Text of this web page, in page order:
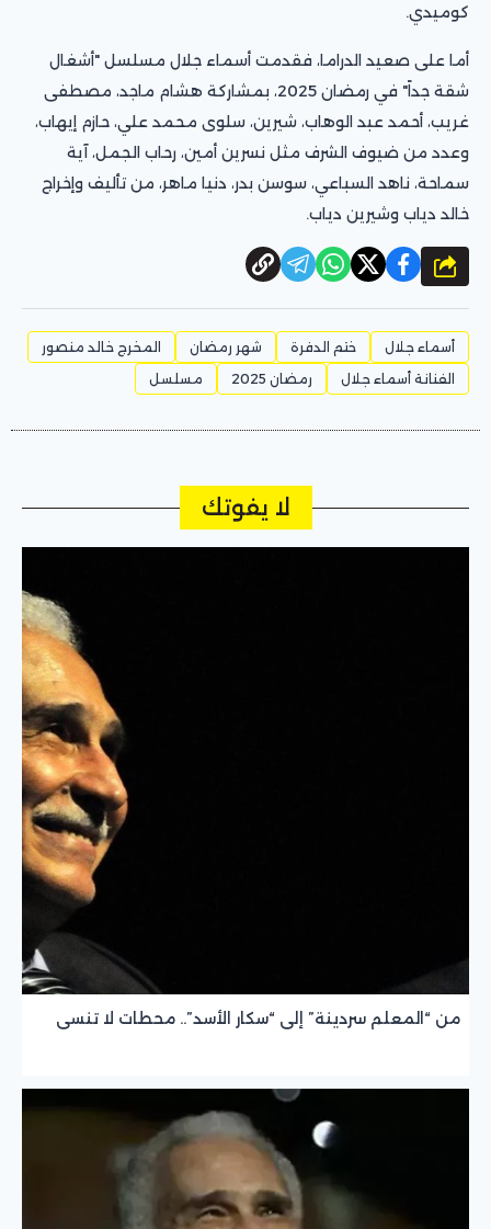
كوميدي.
أما على صعيد الدراما، فقدمت أسماء جلال مسلسل "أشغال
شقة جداً" في رمضان 2025، بمشاركة هشام ماجد، مصطفى
غريب، أحمد عبد الوهاب، شيرين، سلوى محمد علي، حازم إيهاب،
وعدد من ضيوف الشرف مثل نسرين أمين، رحاب الجمل، آية
سماحة، ناهد السباعي، سوسن بدر، دنيا ماهر، من تأليف وإخراج
خالد دياب وشيرين دياب.
شارك
أسماء جلال ختم الدفرة شهر رمضان
المخرج خالد منصور
الفنانة أسماء جلال
رمضان 2025 مسلسل
لا يفوتك
من “المعلم سردينة” إلى “سكار الأسد”.. محطات لا تنسى